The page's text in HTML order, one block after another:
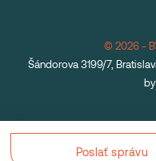
Poslať správu
© 2026 -
Šándorova 3199/7,